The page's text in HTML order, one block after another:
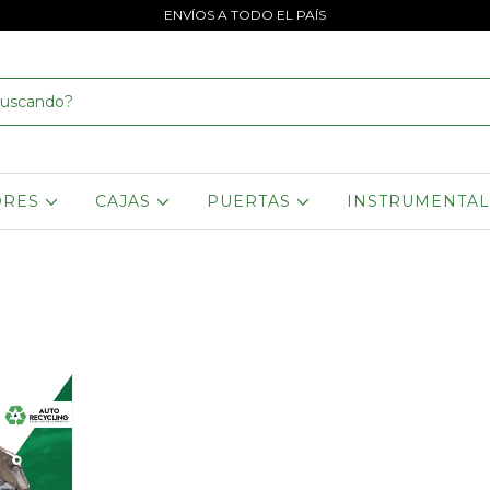
ENVÍOS A TODO EL PAÍS
CAJAS PUERTAS